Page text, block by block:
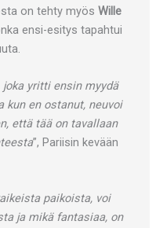
on tehty myösWille
ensi-esitys tapahtui
joka yritti ensin myydä
kun en ostanut, neuvoi
että tää on tavallaan
”, Pariisin kevään
paikoista, voi
ja mikä fantasiaa, on